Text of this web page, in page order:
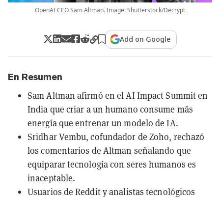
OpenAI CEO Sam Altman. Image: Shutterstock/Decrypt
Add on Google
En Resumen
Sam Altman afirmó en el AI Impact Summit en
India que criar a un humano consume más
energía que entrenar un modelo de IA.
Sridhar Vembu, cofundador de Zoho, rechazó
los comentarios de Altman señalando que
equiparar tecnología con seres humanos es
inaceptable.
Usuarios de Reddit y analistas tecnológicos